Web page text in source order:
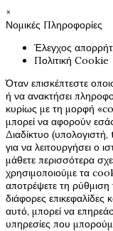
×
Νομικές Πληροφορίες
Έλεγχος
Πολιτική Cookie
Όταν επισκέπτεστε
ή να ανακτήσει
κυρίως με τη μορφή
μπορεί να αφορούν
Διαδίκτυο
για να λειτουργήσει ο
μάθετε περισσότερα
χρησιμοποιούμε τα
αποτρέψετε τη
διάφορες
αυτό, μπορεί να
υπηρεσίες που